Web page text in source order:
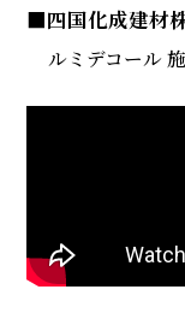
■四国化成建材
ルミデコール